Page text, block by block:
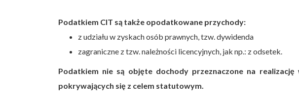
Podatkiem CIT są także opodatkowane przychody:
z udziału w zyskach osób prawnych, tzw. dywidenda
zagraniczne z tzw. należności licencyjnych, jak np.: z odsetek.
Podatkiem nie są objęte dochody przeznaczone na realizację
pokrywających się z celem statutowym.